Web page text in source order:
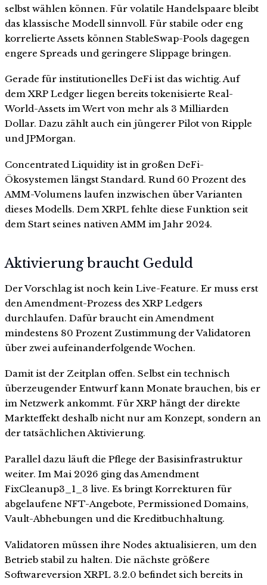
selbst wählen können. Für volatile Handelspaare bleibt
das klassische Modell sinnvoll. Für stabile oder eng
korrelierte Assets können StableSwap-Pools dagegen
engere Spreads und geringere Slippage bringen.
Gerade für institutionelles DeFi ist das wichtig. Auf
dem XRP Ledger liegen bereits tokenisierte Real-
World-Assets im Wert von mehr als 3 Milliarden
Dollar. Dazu zählt auch ein jüngerer Pilot von Ripple
und JPMorgan.
Concentrated Liquidity ist in großen DeFi-
Ökosystemen längst Standard. Rund 60 Prozent des
AMM-Volumens laufen inzwischen über Varianten
dieses Modells. Dem XRPL fehlte diese Funktion seit
dem Start seines nativen AMM im Jahr 2024.
Aktivierung braucht Geduld
Der Vorschlag ist noch kein Live-Feature. Er muss erst
den Amendment-Prozess des XRP Ledgers
durchlaufen. Dafür braucht ein Amendment
mindestens 80 Prozent Zustimmung der Validatoren
über zwei aufeinanderfolgende Wochen.
Damit ist der Zeitplan offen. Selbst ein technisch
überzeugender Entwurf kann Monate brauchen, bis er
im Netzwerk ankommt. Für XRP hängt der direkte
Markteffekt deshalb nicht nur am Konzept, sondern an
der tatsächlichen Aktivierung.
Parallel dazu läuft die Pflege der Basisinfrastruktur
weiter. Im Mai 2026 ging das Amendment
FixCleanup3_1_3 live. Es bringt Korrekturen für
abgelaufene NFT-Angebote, Permissioned Domains,
Vault-Abhebungen und die Kreditbuchhaltung.
Validatoren müssen ihre Nodes aktualisieren, um den
Betrieb stabil zu halten. Die nächste größere
Softwareversion XRPL 3.2.0 befindet sich bereits in